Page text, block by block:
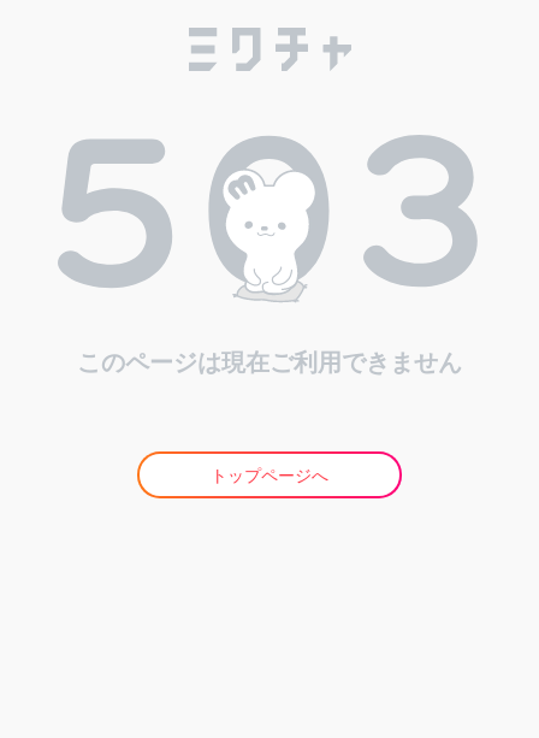
このページは現在ご利用できません